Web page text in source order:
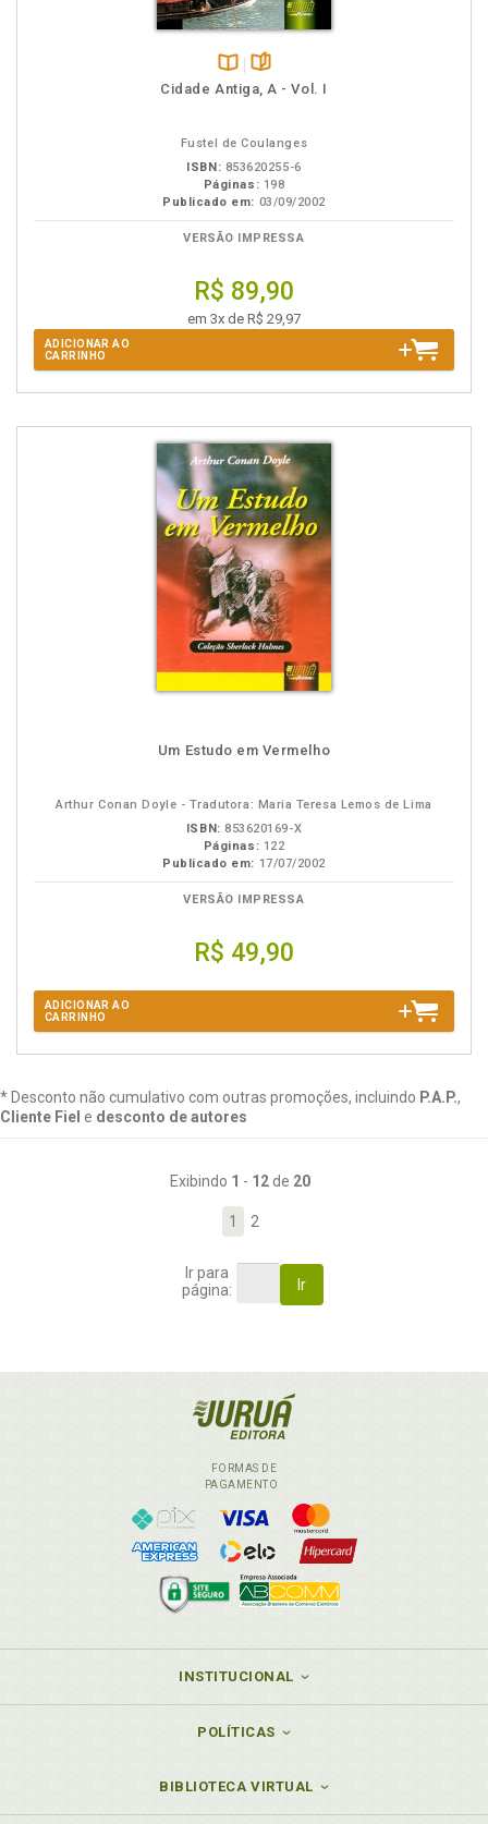
Disponívelpáginas
Cidade Antiga, A - Vol. I
Fustel de Coulanges
ISBN: 853620255-6
Páginas: 198
Publicado em: 03/09/2002
VERSÃO IMPRESSA
R$ 89,90
em 3x de R$ 29,97
ADICIONAR AO
CARRINHO
Um Estudo em Vermelho
Arthur Conan Doyle - Tradutora: Maria Teresa Lemos de Lima
ISBN: 853620169-X
Páginas: 122
Publicado em: 17/07/2002
VERSÃO IMPRESSA
R$ 49,90
ADICIONAR AO
CARRINHO
* Desconto não cumulativo com outras promoções, incluindo P.A.P.,
Cliente Fiel e desconto de autores
Exibindo 1 - 12de 20
1 2
Ir para
página:
Ir
FORMAS DE
PAGAMENTO
INSTITUCIONAL
POLÍTICAS
BIBLIOTECA VIRTUAL